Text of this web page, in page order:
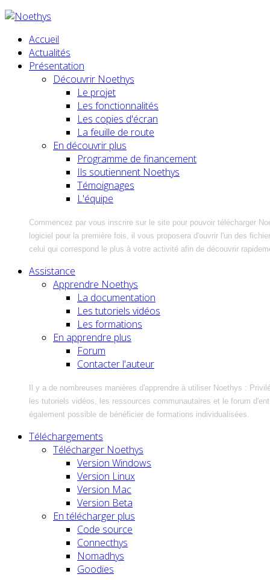
Accueil
Actualités
Présentation
Découvrir Noethys
Le projet
Les fonctionnalités
Les copies d'écran
La feuille de route
En découvrir plus
Programme de financement
Ils soutiennent Noethys
Témoignages
L'équipe
Commencez par vous inscrire sur le site pour pouvoir télécharger
logiciel pour la première fois, il vous proposera d'ouvrir l'un des
celui qui correspond le plus à votre activité afin de découvrir
Assistance
Apprendre Noethys
La documentation
Les tutoriels vidéos
Les formations
En apprendre plus
Forum
Contacter l'auteur
Il y a de nombreuses manières d'apprendre à utiliser Noethys :
les tutoriels vidéos, les ressources communautaires et le forum
également possible de bénéficier de formations individualisées.
Téléchargements
Télécharger Noethys
Version Windows
Version Linux
Version Mac
Version Beta
En télécharger plus
Code source
Connecthys
Nomadhys
Goodies